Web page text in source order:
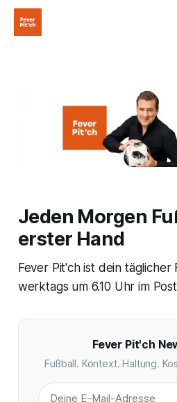
Jeden Morgen
erster Hand
Fever Pit'ch ist dein
werktags um 6.10 Uhr im
Fever Pit'ch
Fußball. Kontext. Haltung.